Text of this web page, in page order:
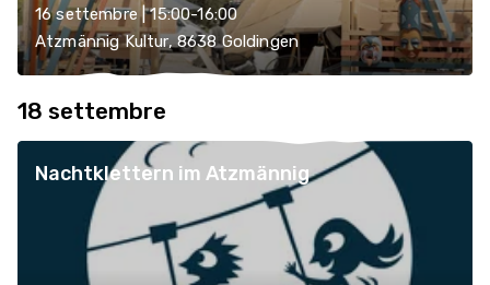
16 settembre | 15:00-16:00
Atzmännig Kultur, 8638 Goldingen
18 settembre
Nachtklettern im Atzmännig